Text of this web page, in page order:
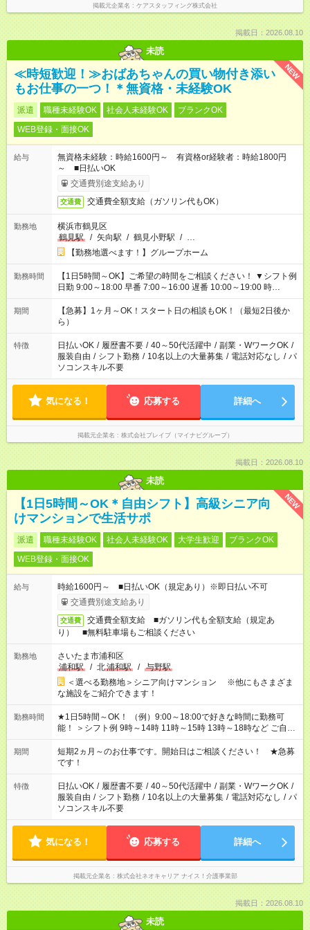
掲載元企業名 ケアスタッフィング株式会社
掲載日：2026.08.10
未読
NEW
≪時短歓迎！≫おばあちゃんの買い物付き添い
もお仕事の一つ！＊無資格・未経験OK
派遣 職種未経験OK 社会人未経験OK
ブランクOK
WEB登録・面接OK
給与
無資格未経験：時給1600円～ 有資格or経験者：時給1800円
～ ■日払いOK
交通費別途支給あり
交通費 交通費全額支給（ガソリン代もOK）
勤務地
横浜市鶴見区
鶴見駅
/ 矢向駅 / 鶴見小野駅 / …
【勤務地選べます！】グループホーム
勤務時間
【1日5時間～OK】ご希望の時間をご相談ください！ ▼シフト例
日勤 9:00～18:00 早番 7:00～16:00 遅番 10:00～19:00 時
短 10:00～15:00 上記はあくまで一例です。 「夕方までには帰宅
しておきたい」 「朝はゆっくりのスタートがいい」 「お昼の時
間を有効に使いたい」 など、ご希望があれば教えてください
ね。
期間
【急募】1ヶ月～OK！スタート日の相談もOK！（最短2日後か
ら）
特徴 日払いOK / 履歴書不要 / 40～50代活躍中 / 副業・WワークOK /
服装自由 / シフト勤務 / 10名以上の大量募集 / 電話対応なし / パ
ソコンスキル不要
気になる！ 応募する 詳細へ
掲載元企業名 株式会社ブレイブ（マイナビグループ）
掲載日：2026.08.10
未読
NEW
【1日5時間～OK＊自由シフト】高級シニア向
けマンションで生活サポ
派遣 職種未経験OK 社会人未経験OK 大学生歓迎
ブランクOK
WEB登録・面接OK
給与
時給1600円～ ■日払いOK（規定あり）※即日払い不可
交通費別途支給あり
交通費
交通費全額支給 ■ガソリン代も全額支給（規定あ
り） ■無料駐車場もご相談ください
勤務地
さいたま市浦和区
浦和駅
/ 北浦和駅 / 与野駅
＜選べる勤務地＞シニア向けマンション ※他にもさまざま
な施設をご紹介できます！
勤務時間
★1日5時間～OK！ （例）9:00～18:00で好きな時間に勤務可
能！ ＞シフト例 9時～14時 11時～15時 13時～18時など ご自身
のご都合に合わせて勤務時間をご相談ください！ ★家庭の都合
でお休みや時間の調整が必要な場合も遠慮なくご相談くださ
い。
期間
短期2ヵ月～のお仕事です。開始日はご相談ください！ ★急募
です！
特徴 日払いOK / 履歴書不要 / 40～50代活躍中 / 副業・WワークOK /
服装自由 / シフト勤務 / 10名以上の大量募集 / 電話対応なし / パ
ソコンスキル不要
気になる！ 応募する 詳細へ
掲載元企業名 株式会社ネオキャリア ナイス！介護事業部
掲載日：2026.08.10
未読